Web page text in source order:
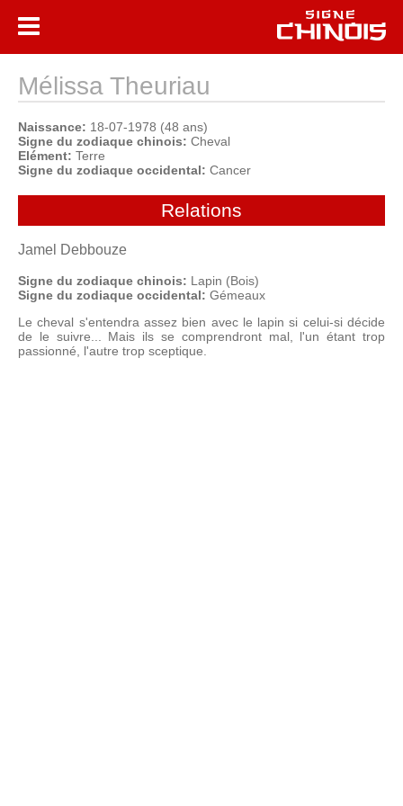
Mélissa Theuriau
Naissance: 18-07-1978 (48 ans)
Signe du zodiaque chinois: Cheval
Elément: Terre
Signe du zodiaque occidental: Cancer
Relations
Jamel Debbouze
Signe du zodiaque chinois: Lapin (Bois)
Signe du zodiaque occidental: Gémeaux
Le cheval s'entendra assez bien avec le lapin si celui-si décide
de le suivre... Mais ils se comprendront mal, l'un étant trop
passionné, l'autre trop sceptique.